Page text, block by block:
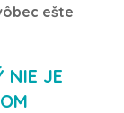
ešte
NIE JE